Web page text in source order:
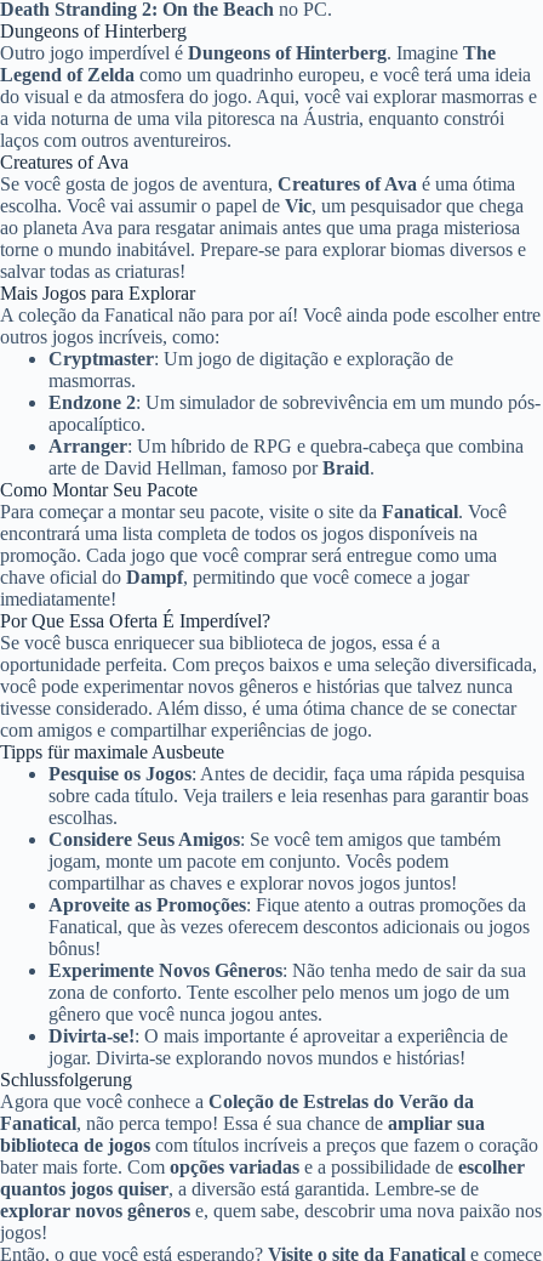
Death Stranding 2: On the Beach no PC.
Dungeons of Hinterberg
Outro jogo imperdível é Dungeons of Hinterberg. Imagine The
Legend of Zelda como um quadrinho europeu, e você terá uma ideia
do visual e da atmosfera do jogo. Aqui, você vai explorar masmorras e
a vida noturna de uma vila pitoresca na Áustria, enquanto constrói
laços com outros aventureiros.
Creatures of Ava
Se você gosta de jogos de aventura, Creatures of Ava é uma ótima
escolha. Você vai assumir o papel de Vic, um pesquisador que chega
ao planeta Ava para resgatar animais antes que uma praga misteriosa
torne o mundo inabitável. Prepare-se para explorar biomas diversos e
salvar todas as criaturas!
Mais Jogos para Explorar
A coleção da Fanatical não para por aí! Você ainda pode escolher entre
outros jogos incríveis, como:
Cryptmaster: Um jogo de digitação e exploração de
masmorras.
Endzone 2: Um simulador de sobrevivência em um mundo pós-
apocalíptico.
Arranger: Um híbrido de RPG e quebra-cabeça que combina
arte de David Hellman, famoso porBraid.
Como Montar Seu Pacote
Para começar a montar seu pacote, visite o site da Fanatical. Você
encontrará uma lista completa de todos os jogos disponíveis na
promoção. Cada jogo que você comprar será entregue como uma
chave oficial do Dampf, permitindo que você comece a jogar
imediatamente!
Por Que Essa Oferta É Imperdível?
Se você busca enriquecer sua biblioteca de jogos, essa é a
oportunidade perfeita. Com preços baixos e uma seleção diversificada,
você pode experimentar novos gêneros e histórias que talvez nunca
tivesse considerado. Além disso, é uma ótima chance de se conectar
com amigos e compartilhar experiências de jogo.
Tipps für maximale Ausbeute
Pesquise os Jogos: Antes de decidir, faça uma rápida pesquisa
sobre cada título. Veja trailers e leia resenhas para garantir boas
escolhas.
Considere Seus Amigos: Se você tem amigos que também
jogam, monte um pacote em conjunto. Vocês podem
compartilhar as chaves e explorar novos jogos juntos!
Aproveite as Promoções: Fique atento a outras promoções da
Fanatical, que às vezes oferecem descontos adicionais ou jogos
bônus!
Experimente Novos Gêneros: Não tenha medo de sair da sua
zona de conforto. Tente escolher pelo menos um jogo de um
gênero que você nunca jogou antes.
Divirta-se!: O mais importante é aproveitar a experiência de
jogar. Divirta-se explorando novos mundos e histórias!
Schlussfolgerung
Agora que você conhece a Coleção de Estrelas do Verão da
Fanatical, não perca tempo! Essa é sua chance de ampliar sua
biblioteca de jogos com títulos incríveis a preços que fazem o coração
bater mais forte. Com opções variadas e a possibilidade de escolher
quantos jogos quiser, a diversão está garantida. Lembre-se de
explorar novos gêneros e, quem sabe, descobrir uma nova paixão nos
jogos!
Então, o que você está esperando? Visite o site da Fanatical e comece